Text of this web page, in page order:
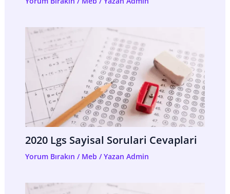
2020 Lgs Sayisal Sorulari Cevaplari
Yorum Bırakın / Meb / Yazan Admin